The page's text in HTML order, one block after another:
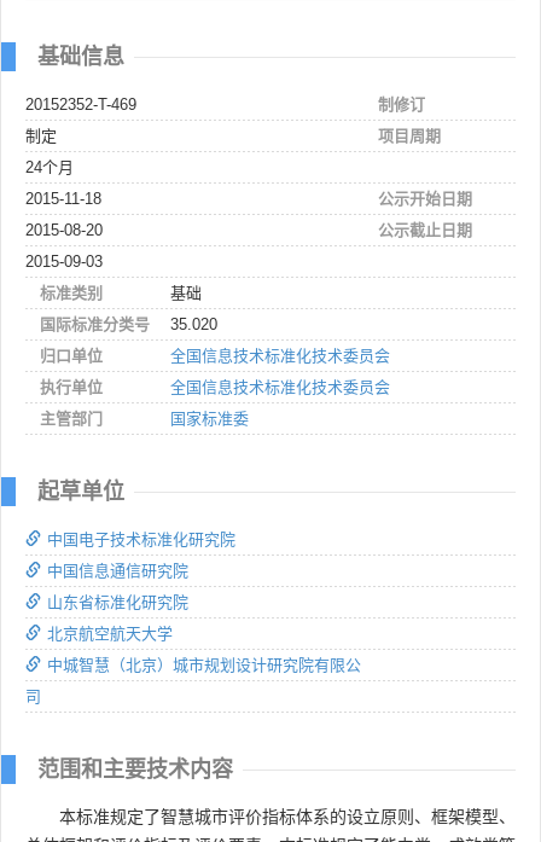
基础信息
20152352-T-469
制修订
制定
项目周期
24个月
2015-11-18
公示开始日期
2015-08-20
公示截止日期
2015-09-03
标准类别
基础
国际标准分类号
35.020
归口单位
全国信息技术标准化技术委员会
执行单位
全国信息技术标准化技术委员会
主管部门
国家标准委
起草单位
中国电子技术标准化研究院
中国信息通信研究院
山东省标准化研究院
北京航空航天大学
中城智慧（北京）城市规划设计研究院有限公
司
范围和主要技术内容
本标准规定了智慧城市评价指标体系的设立原则、框架模型、